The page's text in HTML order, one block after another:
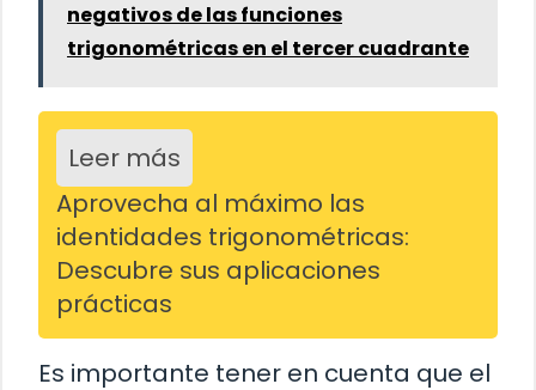
negativos de las funciones
trigonométricas en el tercer cuadrante
Leer más
Aprovecha al máximo las
identidades trigonométricas:
Descubre sus aplicaciones
prácticas
Es importante tener en cuenta que el